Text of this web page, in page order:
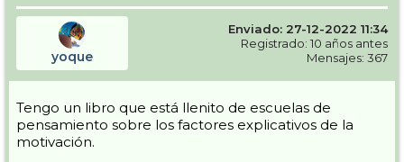
yoque
Enviado: 27-12-2022 11:34
Registrado: 10 años antes
Mensajes: 367
Tengo un libro que está llenito de escuelas de
pensamiento sobre los factores explicativos de la
motivación.